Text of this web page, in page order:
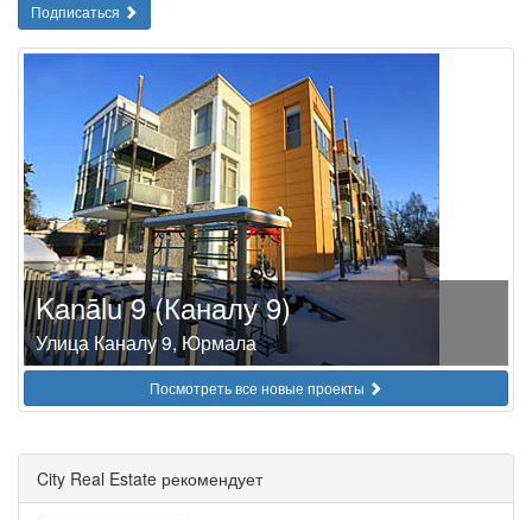
Подписаться
Kanālu 9 (Каналу 9)
Улица Каналу 9, Юрмала
Посмотреть все новые проекты
City Real Estate рекомендует